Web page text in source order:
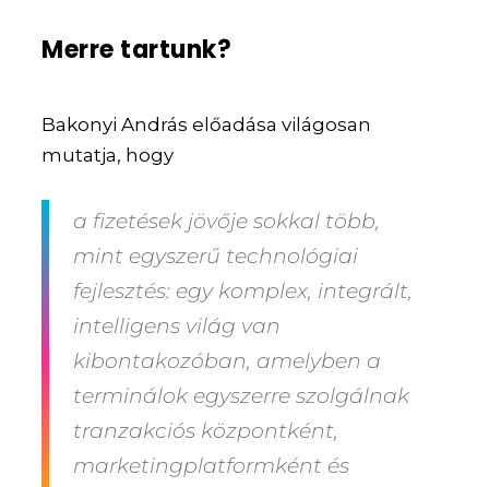
Merre tartunk?
Bakonyi András előadása világosan
mutatja, hogy
a fizetések jövője sokkal több,
mint egyszerű technológiai
fejlesztés: egy komplex, integrált,
intelligens világ van
kibontakozóban, amelyben a
terminálok egyszerre szolgálnak
tranzakciós központként,
marketingplatformként és